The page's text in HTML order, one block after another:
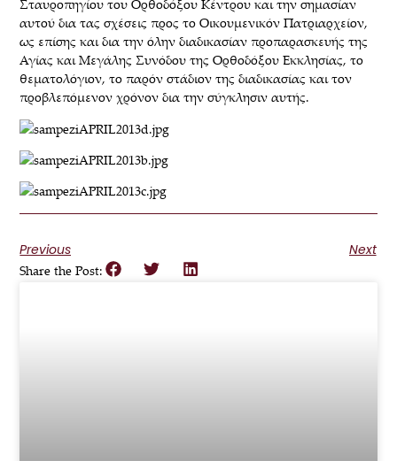
Σταυροπηγίου του Ορθοδόξου Κέντρου και την σημασίαν
αυτού δια τας σχέσεις προς το Οικουμενικόν Πατριαρχείον,
ως επίσης και δια την όλην διαδικασίαν προπαρασκευής της
Αγίας και Μεγάλης Συνόδου της Ορθοδόξου Εκκλησίας, το
θεματολόγιον, το παρόν στάδιον της διαδικασίας και τον
προβλεπόμενον χρόνον δια την σύγκλησιν αυτής.
Previous Next
Share the Post: